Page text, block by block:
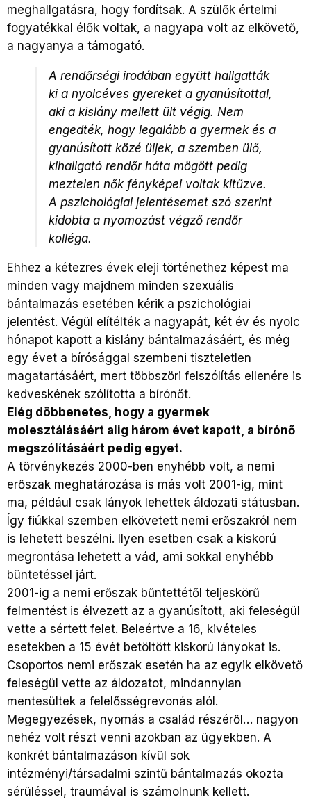
meghallgatásra, hogy fordítsak. A szülők értelmi
fogyatékkal élők voltak, a nagyapa volt az elkövető,
a nagyanya a támogató.
A rendőrségi irodában együtt hallgatták
ki a nyolcéves gyereket a gyanúsítottal,
aki a kislány mellett ült végig. Nem
engedték, hogy legalább a gyermek és a
gyanúsított közé üljek, a szemben ülő,
kihallgató rendőr háta mögött pedig
meztelen nők fényképei voltak kitűzve.
A pszichológiai jelentésemet szó szerint
kidobta a nyomozást végző rendőr
kolléga.
Ehhez a kétezres évek eleji történethez képest ma
minden vagy majdnem minden szexuális
bántalmazás esetében kérik a pszichológiai
jelentést. Végül elítélték a nagyapát, két év és nyolc
hónapot kapott a kislány bántalmazásáért, és még
egy évet a bírósággal szembeni tiszteletlen
magatartásáért, mert többszöri felszólítás ellenére is
kedveskének szólította a bírónőt.
Elég döbbenetes, hogy a gyermek
molesztálásáért alig három évet kapott, a bírónő
megszólításáért pedig egyet.
A törvénykezés 2000-ben enyhébb volt, a nemi
erőszak meghatározása is más volt 2001-ig, mint
ma, például csak lányok lehettek áldozati státusban.
Így fiúkkal szemben elkövetett nemi erőszakról nem
is lehetett beszélni. Ilyen esetben csak a kiskorú
megrontása lehetett a vád, ami sokkal enyhébb
büntetéssel járt.
2001-ig a nemi erőszak bűntettétől teljeskörű
felmentést is élvezett az a gyanúsított, aki feleségül
vette a sértett felet. Beleértve a 16, kivételes
esetekben a 15 évét betöltött kiskorú lányokat is.
Csoportos nemi erőszak esetén ha az egyik elkövető
feleségül vette az áldozatot, mindannyian
mentesültek a felelősségrevonás alól.
Megegyezések, nyomás a család részéről… nagyon
nehéz volt részt venni azokban az ügyekben. A
konkrét bántalmazáson kívül sok
intézményi/társadalmi szintű bántalmazás okozta
sérüléssel, traumával is számolnunk kellett.